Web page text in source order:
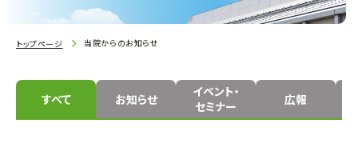
トップページ 当院からのお知らせ
すべて お知らせ
イベント・
セミナー
広報